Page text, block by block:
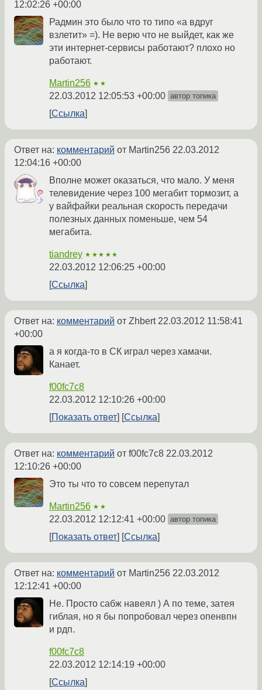
12:02:26 +00:00
Радмин это было что то типо «а вдруг
взлетит» =). Не верю что не выйдет, как же
эти интернет-сервисы работают? плохо но
работают.
Martin256 ★★
22.03.2012 12:05:53 +00:00 автор топика
Ссылка
Ответ на: комментарий от Martin256 22.03.2012
12:04:16 +00:00
Вполне может оказаться, что мало. У меня
телевидение через 100 мегабит тормозит, а
у вайфайки реальная скорость передачи
полезных данных поменьше, чем 54
мегабита.
tiandrey ★★★★★
22.03.2012 12:06:25 +00:00
Ссылка
Ответ на: комментарий от Zhbert22.03.2012 11:58:41
+00:00
а я когда-то в СК играл через хамачи.
Канает.
f00fc7c8
22.03.2012 12:10:26 +00:00
Показать ответ
Ссылка
Ответ на: комментарий от f00fc7c8 22.03.2012
12:10:26 +00:00
Это ты что то совсем перепутал
Martin256 ★★
22.03.2012 12:12:41 +00:00 автор топика
Показать ответ Ссылка
Ответ на: комментарий от Martin256 22.03.2012
12:12:41 +00:00
Не. Просто сабж навеял ) А по теме, затея
гиблая, но я бы попробовал через опенвпн
и рдп.
f00fc7c8
22.03.2012 12:14:19 +00:00
Ссылка